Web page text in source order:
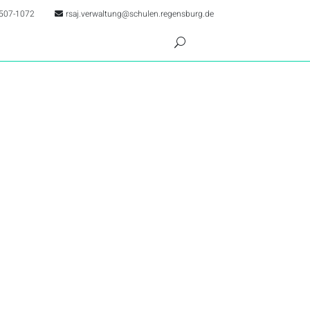
1072 rsaj.verwaltung@schulen.regensburg.de